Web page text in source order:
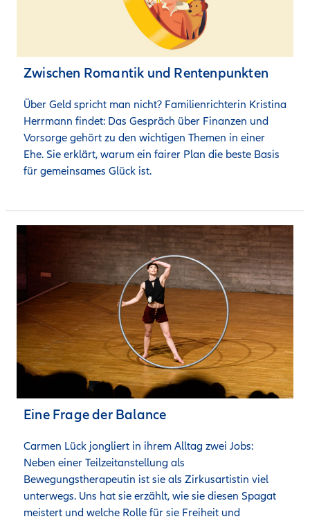
Zwischen Romantik und Rentenpunkten
Über Geld spricht man nicht? Familienrichterin Kristina
Herrmann findet: Das Gespräch über Finanzen und
Vorsorge gehört zu den wichtigen Themen in einer
Ehe. Sie erklärt, warum ein fairer Plan die beste Basis
für gemeinsames Glück ist.
Eine Frage der Balance
Carmen Lück jongliert in ihrem Alltag zwei Jobs:
Neben einer Teilzeitanstellung als
Bewegungstherapeutin ist sie als Zirkusartistin viel
unterwegs. Uns hat sie erzählt, wie sie diesen Spagat
meistert und welche Rolle für sie Freiheit und